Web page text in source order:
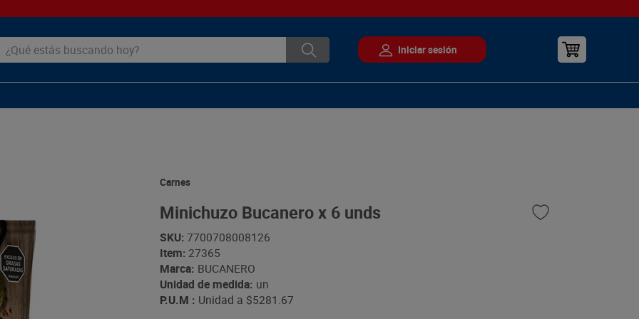
estás buscando hoy?
Carnes
Minichuzo Bucanero x 6 unds
SKU: 7700708008126
Item: 27365
Marca: BUCANERO
Unidad de medida: un
P.U.M : Unidad a $5281.67